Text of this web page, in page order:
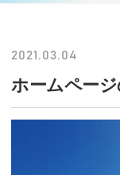
2021.03.04
ホームページ